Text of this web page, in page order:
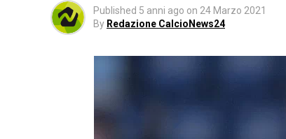
Published 5 anni ago on 24 Marzo 2021
By Redazione CalcioNews24